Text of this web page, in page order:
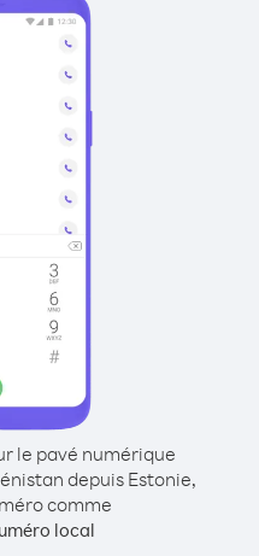
le pavé numérique
depuis Estonie,
comme
local